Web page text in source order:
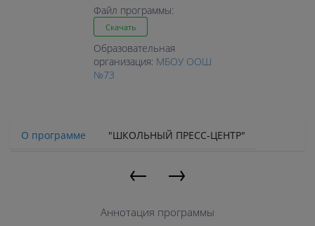
Файл программы:
Скачать
Образовательная
организация: МБОУ ООШ
№73
О программе "ШКОЛЬНЫЙ ПРЕСС-ЦЕНТР"
← →
Аннотация программы